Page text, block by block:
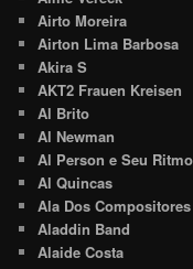
Airto Moreira
Airton Lima Barbosa
Akira S
AKT2 Frauen Kreisen
Al Brito
Al Newman
Al Person e Seu Ritmo
Al Quincas
Ala Dos
Aladdin Band
Alaide Costa